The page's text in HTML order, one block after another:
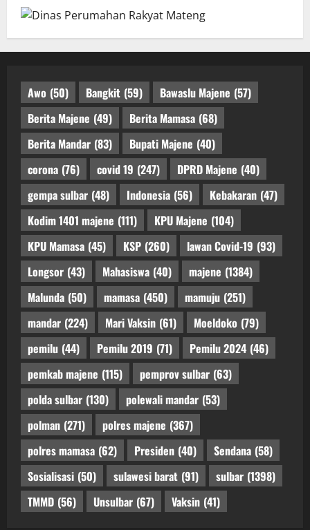
Awo (50) Bangkit (59) Bawaslu Majene (57)
Berita Majene (49) Berita Mamasa (68)
Berita Mandar (83) Bupati Majene (40)
corona (76) covid 19 (247) DPRD Majene (40)
gempa sulbar (48) Indonesia (56) Kebakaran (47)
Kodim 1401 majene (111) KPU Majene (104)
KPU Mamasa (45) KSP (260) lawan Covid-19 (93)
Longsor (43) Mahasiswa (40) majene (1384)
Malunda (50) mamasa (450) mamuju (251)
mandar (224) Mari Vaksin (61) Moeldoko (79)
pemilu (44) Pemilu 2019 (71) Pemilu 2024 (46)
pemkab majene (115) pemprov sulbar (63)
polda sulbar (130) polewali mandar (53)
polman (271) polres majene (367)
polres mamasa (62) Presiden (40) Sendana (58)
Sosialisasi (50) sulawesi barat (91) sulbar (1398)
TMMD (56) Unsulbar (67) Vaksin (41)